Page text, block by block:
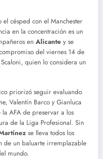
césped con el Manchester
en la concentración es un
en Alicante y se
del viernes 14 de
quien lo considera un
priorizó seguir evaluando
Valentín Barco y Gianluca
AFA de preservar a los
de la Liga Profesional. Sin
se lleva todos los
de un baluarte irremplazable
mundo.